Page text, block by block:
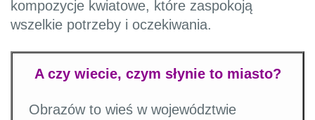
kompozycje kwiatowe, które zaspokoją
wszelkie potrzeby i oczekiwania.
A czy wiecie, czym słynie to miasto?
Obrazów to wieś w województwie